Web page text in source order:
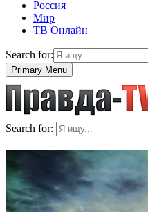
Россия
Мир
ТВ Онлайн
Search for:
Primary Menu
Search for: